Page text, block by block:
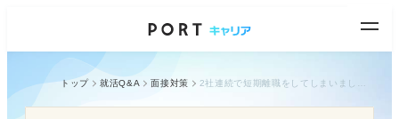
トップ 就活Q&A 面接対策